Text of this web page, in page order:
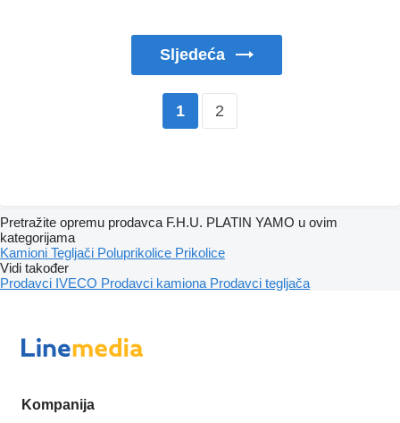
Sljedeća
1 2
Pretražite opremu prodavca F.H.U. PLATIN YAMO u ovim
kategorijama
Kamioni Tegljači Poluprikolice Prikolice
Vidi također
Prodavci IVECO Prodavci kamiona Prodavci tegljača
Kompanija